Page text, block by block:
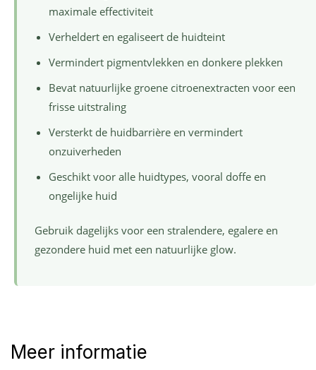
maximale effectiviteit
Verheldert en egaliseert de huidteint
Vermindert pigmentvlekken en donkere plekken
Bevat natuurlijke groene citroenextracten voor een
frisse uitstraling
Versterkt de huidbarrière en vermindert
onzuiverheden
Geschikt voor alle huidtypes, vooral doffe en
ongelijke huid
Gebruik dagelijks voor een stralendere, egalere en
gezondere huid met een natuurlijke glow.
Meer informatie